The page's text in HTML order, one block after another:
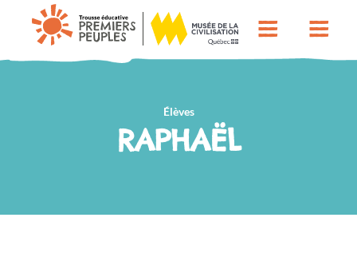
Élèves
RAPHAËL